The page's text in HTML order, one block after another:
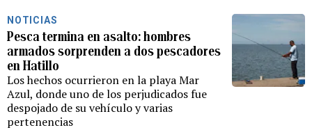
NOTICIAS
Pesca termina en asalto: hombres
armados sorprenden a dos pescadores
en Hatillo
Los hechos ocurrieron en la playa Mar
Azul, donde uno de los perjudicados fue
despojado de su vehículo y varias
pertenencias